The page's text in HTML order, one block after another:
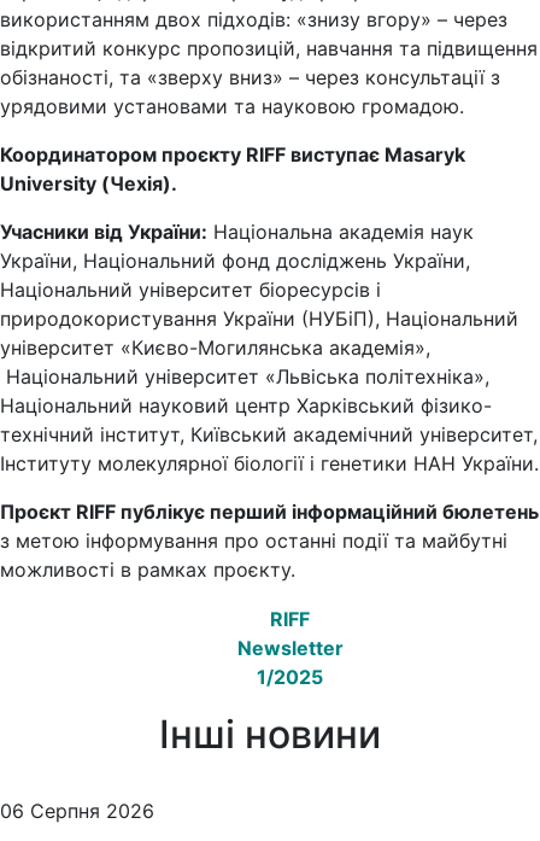
використанням двох підходів: «знизу вгору» – через
відкритий конкурс пропозицій, навчання та підвищення
обізнаності, та «зверху вниз» – через консультації з
урядовими установами та науковою громадою.
Координатором проєкту RIFF виступає Masaryk
University (Чехія).
Учасники від України: Національна академія наук
України, Національний фонд досліджень України,
Національний університет біоресурсів і
природокористування України (НУБіП), Національний
університет «Києво-Могилянська академія»,
Національний університет «Львіська політехніка»,
Національний науковий центр Харківський фізико-
технічний інститут, Київський академічний університет,
Інституту молекулярної біології і генетики НАН України.
Проєкт RIFF публікує перший інформаційний бюлетень
з метою інформування про останні події та майбутні
можливості в рамках проєкту.
RIFF
Newsletter
1/2025
Інші новини
06 Серпня 2026